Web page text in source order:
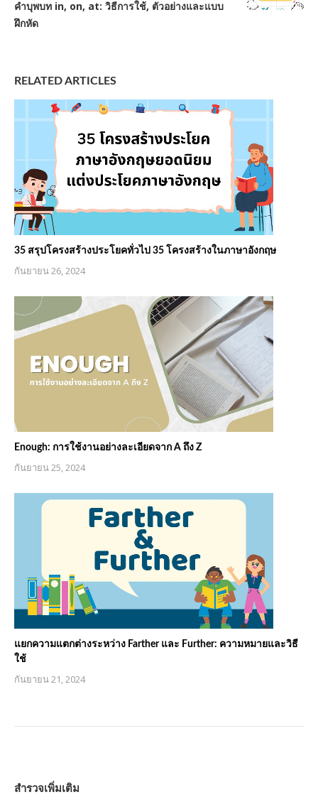
คำบุพบท in, on, at: วิธีการใช้, ตัวอย่างและแบบ
ฝึกหัด
RELATED ARTICLES
35 สรุปโครงสร้างประโยคทั่วไป 35 โครงสร้างในภาษาอังกฤษ
กันยายน 26, 2024
Enough: การใช้งานอย่างละเอียดจาก A ถึง Z
กันยายน 25, 2024
แยกความแตกต่างระหว่าง Farther และ Further: ความหมายและวิธี
ใช้
กันยายน 21, 2024
สำรวจเพิ่มเติม